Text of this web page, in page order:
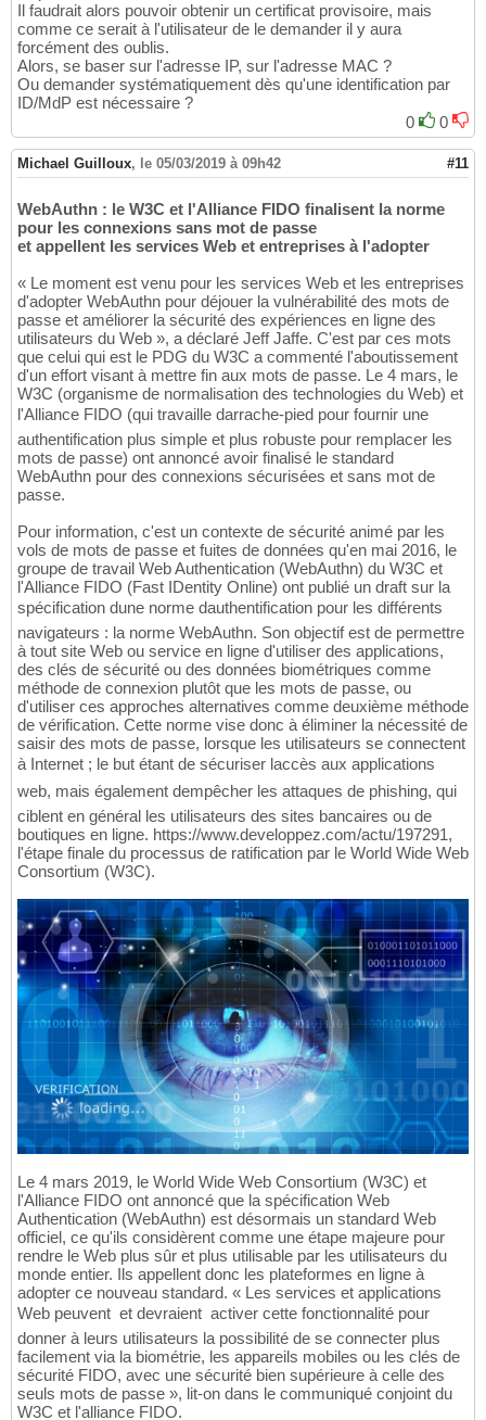
Il faudrait alors pouvoir obtenir un certificat provisoire, mais
comme ce serait à l'utilisateur de le demander il y aura
forcément des oublis.
Alors, se baser sur l'adresse IP, sur l'adresse MAC ?
Ou demander systématiquement dès qu'une identification par
ID/MdP est nécessaire ?
0
0
Michael Guilloux, le 05/03/2019 à 09h42 #11
WebAuthn : le W3C et l'Alliance FIDO finalisent la norme
pour les connexions sans mot de passe
et appellent les services Web et entreprises à l'adopter
« Le moment est venu pour les services Web et les entreprises
d'adopter WebAuthn pour déjouer la vulnérabilité des mots de
passe et améliorer la sécurité des expériences en ligne des
utilisateurs du Web », a déclaré Jeff Jaffe. C'est par ces mots
que celui qui est le PDG du W3C a commenté l'aboutissement
d'un effort visant à mettre fin aux mots de passe. Le 4 mars, le
W3C (organisme de normalisation des technologies du Web) et
l'Alliance FIDO (qui travaille darrache-pied pour fournir une
authentification plus simple et plus robuste pour remplacer les
mots de passe) ont annoncé avoir finalisé le standard
WebAuthn pour des connexions sécurisées et sans mot de
passe.
Pour information, c'est un contexte de sécurité animé par les
vols de mots de passe et fuites de données qu'en mai 2016, le
groupe de travail Web Authentication (WebAuthn) du W3C et
l'Alliance FIDO (Fast IDentity Online) ont publié un draft sur la
spécification dune norme dauthentification pour les différents
navigateurs : la norme WebAuthn. Son objectif est de permettre
à tout site Web ou service en ligne d'utiliser des applications,
des clés de sécurité ou des données biométriques comme
méthode de connexion plutôt que les mots de passe, ou
d'utiliser ces approches alternatives comme deuxième méthode
de vérification. Cette norme vise donc à éliminer la nécessité de
saisir des mots de passe, lorsque les utilisateurs se connectent
à Internet ; le but étant de sécuriser laccès aux applications
web, mais également dempêcher les attaques de phishing, qui
ciblent en général les utilisateurs des sites bancaires ou de
boutiques en ligne. https://www.developpez.com/actu/197291,
l'étape finale du processus de ratification par le World Wide Web
Consortium (W3C).
Le 4 mars 2019, le World Wide Web Consortium (W3C) et
l'Alliance FIDO ont annoncé que la spécification Web
Authentication (WebAuthn) est désormais un standard Web
officiel, ce qu'ils considèrent comme une étape majeure pour
rendre le Web plus sûr et plus utilisable par les utilisateurs du
monde entier. Ils appellent donc les plateformes en ligne à
adopter ce nouveau standard. « Les services et applications
Web peuvent  et devraient  activer cette fonctionnalité pour
donner à leurs utilisateurs la possibilité de se connecter plus
facilement via la biométrie, les appareils mobiles ou les clés de
sécurité FIDO, avec une sécurité bien supérieure à celle des
seuls mots de passe », lit-on dans le communiqué conjoint du
W3C et l'alliance FIDO.